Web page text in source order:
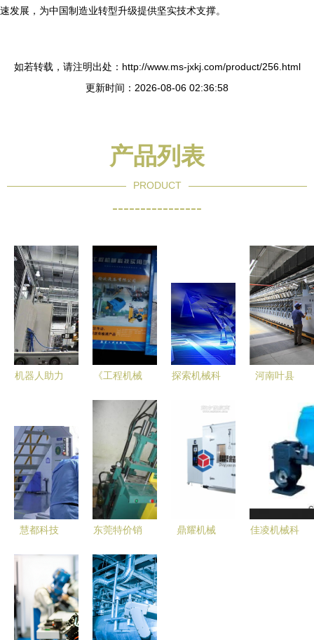
速发展，为中国制造业转型升级提供坚实技术支撑。
如若转载，请注明出处：http://www.ms-jxkj.com/product/256.html
更新时间：2026-08-06 02:36:58
产品列表
PRODUCT
----------------
机器人助力
亮冰雪赛场
《工程机械
册》上、下
册 一部探
索机械科技
深度的权威
指南
探索机械科
首选千库网
河南叶县
为引擎，以
招商引资为
动能，驱动
高质量发展
慧都科技
域数字化转
型的成功典
范
东莞特价销
器专用注塑
机厂家选购
指南 价
格、厂家与
鼎耀机械
佳凌机械科